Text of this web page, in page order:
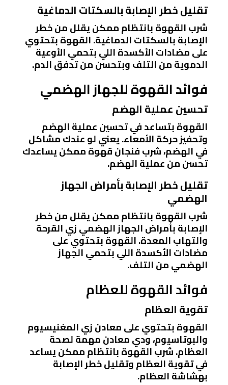
تقليل خطر الإصابة بالسكتات الدماغية
شرب القهوة بانتظام ممكن يقلل من خطر
الإصابة بالسكتات الدماغية. القهوة بتحتوي
على مضادات الأكسدة اللي بتحمي الأوعية
الدموية من التلف وبتحسن من تدفق الدم.
فوائد القهوة للجهاز الهضمي
تحسين عملية الهضم
القهوة بتساعد في تحسين عملية الهضم
وتحفيز حركة الأمعاء. يعني لو عندك مشاكل
في الهضم، شرب فنجان قهوة ممكن يساعدك
تحسن من عملية الهضم.
تقليل خطر الإصابة بأمراض الجهاز
الهضمي
شرب القهوة بانتظام ممكن يقلل من خطر
الإصابة بأمراض الجهاز الهضمي زي القرحة
والتهاب المعدة. القهوة بتحتوي على
مضادات الأكسدة اللي بتحمي الجهاز
الهضمي من التلف.
فوائد القهوة للعظام
تقوية العظام
القهوة بتحتوي على معادن زي المغنيسيوم
والبوتاسيوم، ودي معادن مهمة لصحة
العظام. شرب القهوة بانتظام ممكن يساعد
في تقوية العظام وتقليل خطر الإصابة
بهشاشة العظام.